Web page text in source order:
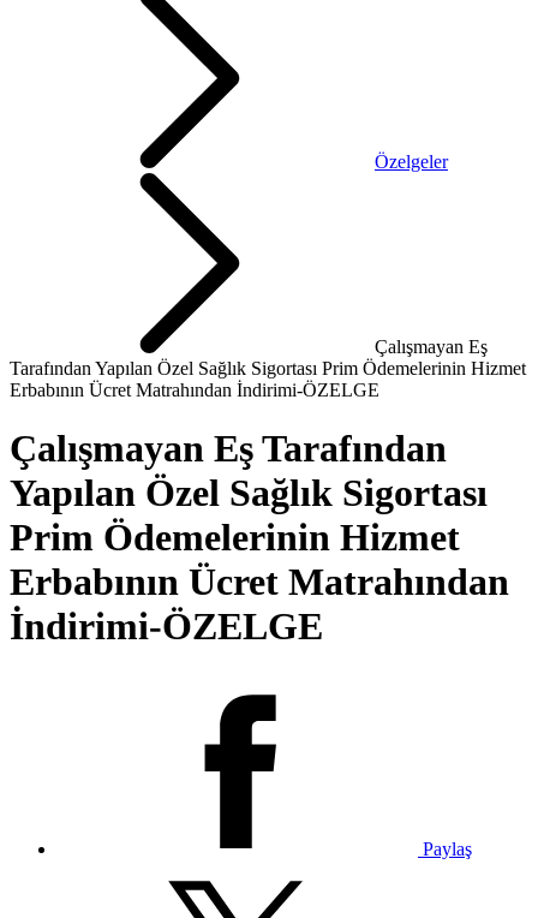
Özelgeler
Çalışmayan Eş
Tarafından Yapılan Özel Sağlık Sigortası Prim Ödemelerinin Hizmet
Erbabının Ücret Matrahından İndirimi-ÖZELGE
Çalışmayan Eş Tarafından
Yapılan Özel Sağlık Sigortası
Prim Ödemelerinin Hizmet
Erbabının Ücret Matrahından
İndirimi-ÖZELGE
Paylaş